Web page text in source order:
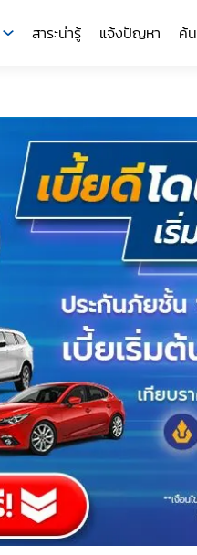
สาระน่ารู้ แจ้งปัญหา ค้